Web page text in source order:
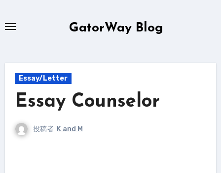
GatorWay Blog
Essay/Letter
Essay Counselor
投稿者 K and M